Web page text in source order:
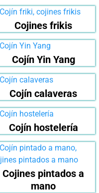
Cojines frikis
Cojín Yin Yang
Cojín calaveras
Cojín hostelería
Cojines pintados a
mano